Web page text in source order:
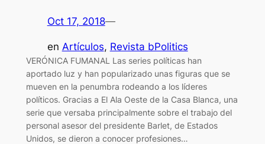
Oct 17, 2018—
en Artículos, Revista bPolitics
VERÓNICA FUMANAL Las series políticas han
aportado luz y han popularizado unas figuras que se
mueven en la penumbra rodeando a los líderes
políticos. Gracias a El Ala Oeste de la Casa Blanca, una
serie que versaba principalmente sobre el trabajo del
personal asesor del presidente Barlet, de Estados
Unidos, se dieron a conocer profesiones…